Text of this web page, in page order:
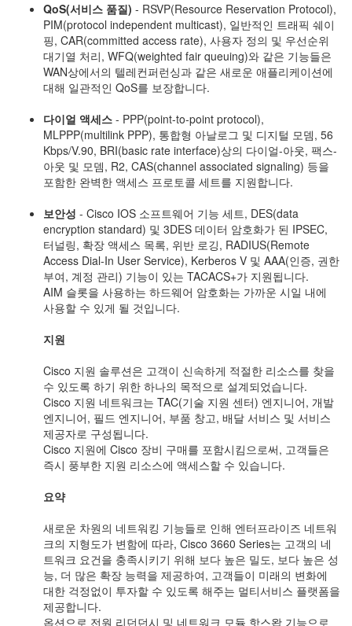
QoS(서비스 품질) - RSVP(Resource Reservation Protocol),
PIM(protocol independent multicast), 일반적인 트래픽 쉐이
핑, CAR(committed access rate), 사용자 정의 및 우선순위
대기열 처리, WFQ(weighted fair queuing)와 같은 기능들은
WAN상에서의 텔레컨퍼런싱과 같은 새로운 애플리케이션에
대해 일관적인 QoS를 보장합니다.
다이얼 액세스 - PPP(point-to-point protocol),
MLPPP(multilink PPP), 통합형 아날로그 및 디지털 모뎀, 56
Kbps/V.90, BRI(basic rate interface)상의 다이얼-아웃, 팩스-
아웃 및 모뎀, R2, CAS(channel associated signaling) 등을
포함한 완벽한 액세스 프로토콜 세트를 지원합니다.
보안성 - Cisco IOS 소프트웨어 기능 세트, DES(data
encryption standard) 및 3DES 데이터 암호화가 된 IPSEC,
터널링, 확장 액세스 목록, 위반 로깅, RADIUS(Remote
Access Dial-In User Service), Kerberos V 및 AAA(인증, 권한
부여, 계정 관리) 기능이 있는 TACACS+가 지원됩니다.
AIM 슬롯을 사용하는 하드웨어 암호화는 가까운 시일 내에
사용할 수 있게 될 것입니다.
지원
Cisco 지원 솔루션은 고객이 신속하게 적절한 리소스를 찾을
수 있도록 하기 위한 하나의 목적으로 설계되었습니다.
Cisco 지원 네트워크는 TAC(기술 지원 센터) 엔지니어, 개발
엔지니어, 필드 엔지니어, 부품 창고, 배달 서비스 및 서비스
제공자로 구성됩니다.
Cisco 지원에 Cisco 장비 구매를 포함시킴으로써, 고객들은
즉시 풍부한 지원 리소스에 액세스할 수 있습니다.
요약
새로운 차원의 네트워킹 기능들로 인해 엔터프라이즈 네트워
크의 지형도가 변함에 따라, Cisco 3660 Series는 고객의 네
트워크 요건을 충족시키기 위해 보다 높은 밀도, 보다 높은 성
능, 더 많은 확장 능력을 제공하여, 고객들이 미래의 변화에
대한 걱정없이 투자할 수 있도록 해주는 멀티서비스 플랫폼을
제공합니다.
옵션으로 전원 리던던시 및 네트워크 모듈 핫스왑 기능으로